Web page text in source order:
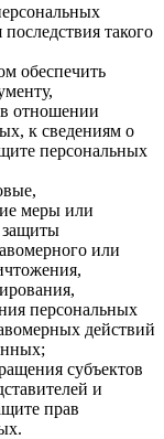
такого
обеспечить
отношении
к сведениям о
персональных
меры или
защиты
или
персональных
действий
субъектов
и
прав